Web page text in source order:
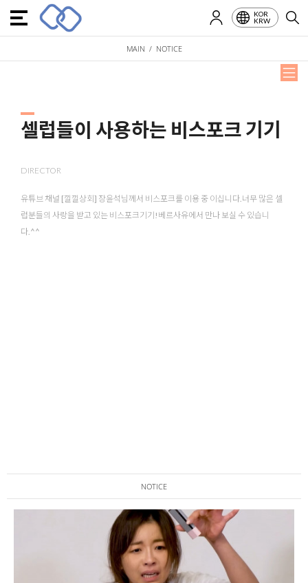
KOR
KRW
MAIN / NOTICE
셀럽들이 사용하는 비스포크 기기
DIRECTOR
유튜브 채널 [낄낄상회] 장윤석님께서 비스포크를 이용 중 이십니다.너무 많은 셀
럽분들의 사랑을 받고 있는 비스포크기기!베르사유에서 만나 보실 수 있습니
다.^^
NOTICE